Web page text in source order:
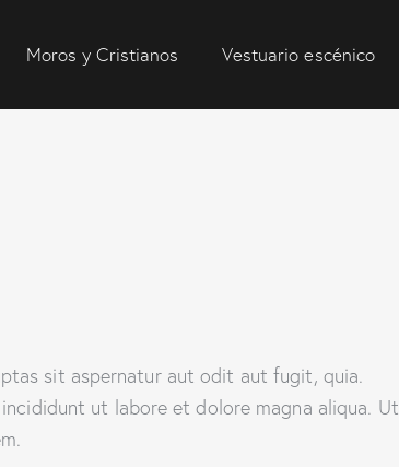
Moros y Cristianos Vestuario escénico
sit aspernatur aut odit aut fugit, quia.
ut labore et dolore magna aliqua. Ut